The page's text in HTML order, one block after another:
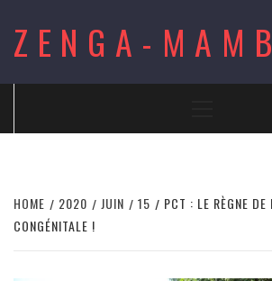
content
ZENGA-
HOME 2020 JUIN 15
PCT : LE RÈGNE
CONGÉNITALE !